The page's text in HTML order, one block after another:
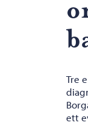
Tre
ett